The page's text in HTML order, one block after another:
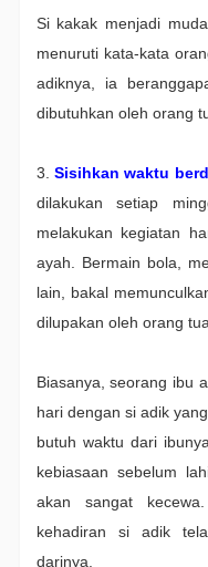
Si kakak menjadi
menuruti kata-kata
adiknya, ia
dibutuhkan oleh orang
3. Sisihkan waktu
dilakukan setiap
melakukan kegiatan
ayah. Bermain bola,
lain, bakal
dilupakan oleh orang
Biasanya, seorang ibu
hari dengan si adik
butuh waktu dari
kebiasaan sebelum
akan sangat
kehadiran si adik
darinya.